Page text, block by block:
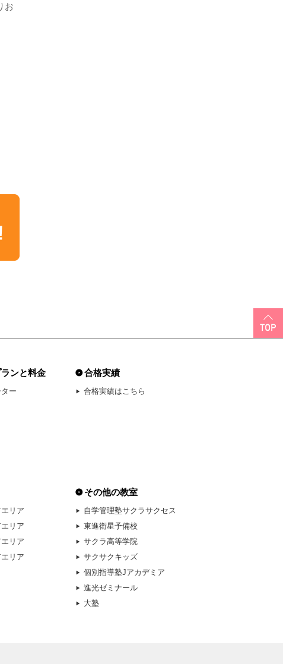
お
ンと料金
ー
合格実績
合格実績はこちら
リア
リア
リア
リア
その他の教室
自学管理塾サクラサクセス
東進衛星予備校
サクラ高等学院
サクサクキッズ
個別指導塾Jアカデミア
進光ゼミナール
大塾